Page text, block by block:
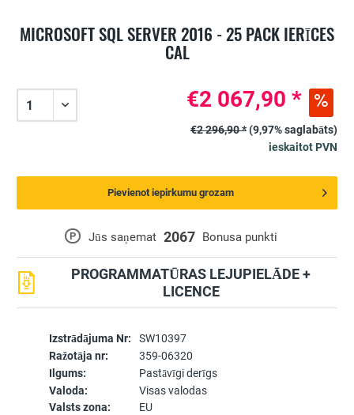
MICROSOFT SQL SERVER 2016 - 25 PACK IERĪCES
CAL
Izstrādājuma Nr:
SW10397
Ražotāja nr:
359-06320
Ilgums:
Pastāvīgi derīgs
Valoda:
Visas valodas
Valsts zona:
EU
P Jūs saņemat 2067 Bonusa punkti
PROGRAMMATŪRAS LEJUPIELĀDE +
LICENCE
€2 067,90 *
€2 296,90 *(9,97% saglabāts)
ieskaitot PVN
Pievienot iepirkumu grozam